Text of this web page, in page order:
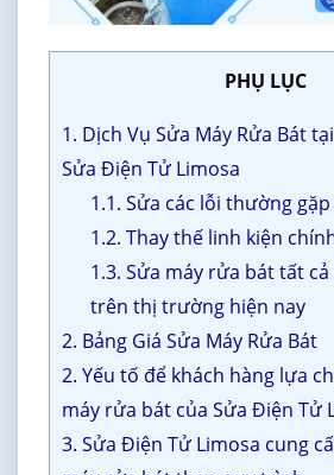
PHỤ LỤC
1. Dịch Vụ Sửa Máy Rửa Bát
Sửa Điện Tử Limosa
1.1. Sửa các lỗi thường
1.2. Thay thế linh kiện
1.3. Sửa máy rửa bát tất
trên thị trường hiện nay
2. Bảng Giá Sửa Máy Rửa Bát
2. Yếu tố để khách hàng lựa
máy rửa bát của Sửa Điện Tử
3. Sửa Điện Tử Limosa cung